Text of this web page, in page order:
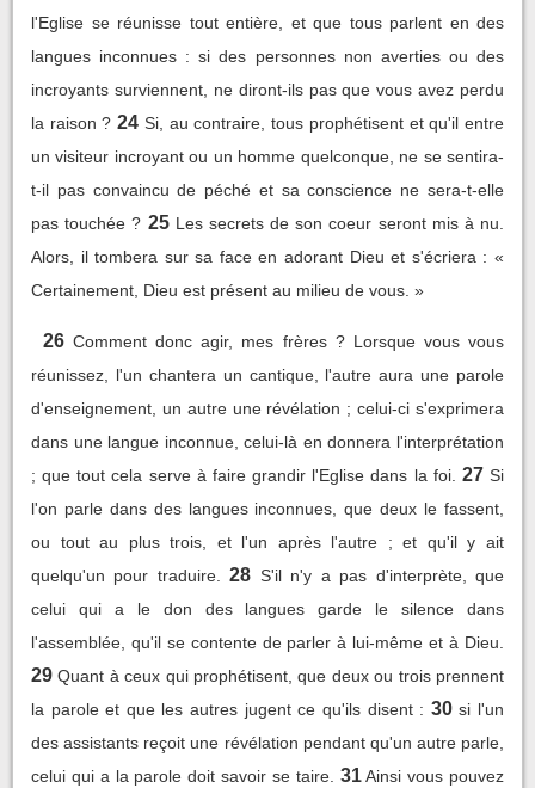
l'Eglise se réunisse tout entière, et que tous parlent en des
langues inconnues : si des personnes non averties ou des
incroyants surviennent, ne diront-ils pas que vous avez perdu
la raison ? 24 Si, au contraire, tous prophétisent et qu'il entre
un visiteur incroyant ou un homme quelconque, ne se sentira-
t-il pas convaincu de péché et sa conscience ne sera-t-elle
pas touchée ? 25 Les secrets de son coeur seront mis à nu.
Alors, il tombera sur sa face en adorant Dieu et s'écriera : «
Certainement, Dieu est présent au milieu de vous. »
26 Comment donc agir, mes frères ? Lorsque vous vous
réunissez, l'un chantera un cantique, l'autre aura une parole
d'enseignement, un autre une révélation ; celui-ci s'exprimera
dans une langue inconnue, celui-là en donnera l'interprétation
; que tout cela serve à faire grandir l'Eglise dans la foi. 27 Si
l'on parle dans des langues inconnues, que deux le fassent,
ou tout au plus trois, et l'un après l'autre ; et qu'il y ait
quelqu'un pour traduire.
28 S'il n'y a pas d'interprète, que
celui qui a le don des langues garde le silence dans
l'assemblée, qu'il se contente de parler à lui-même et à Dieu.
29 Quant à ceux qui prophétisent, que deux ou trois prennent
la parole et que les autres jugent ce qu'ils disent : 30 si l'un
des assistants reçoit une révélation pendant qu'un autre parle,
celui qui a la parole doit savoir se taire. 31 Ainsi vous pouvez